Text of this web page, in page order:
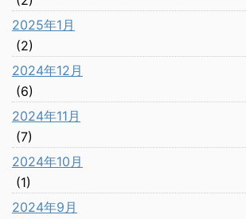
2025年1月
(2)
2024年12月
(6)
2024年11月
(7)
2024年10月
(1)
2024年9月